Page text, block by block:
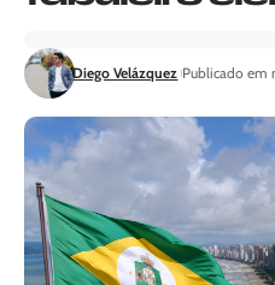
Diego Velázquez Publicado em